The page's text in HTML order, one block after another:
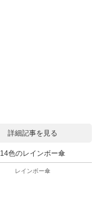
詳細記事を見る
14色のレインボー傘
レインボー傘